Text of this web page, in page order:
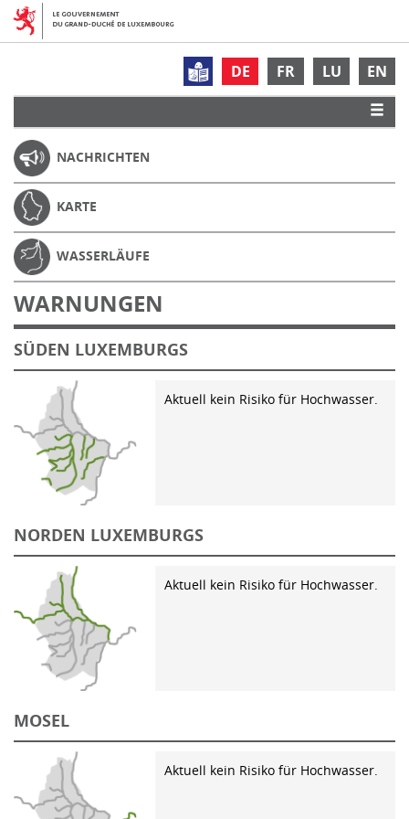
DE FR LU EN
NACHRICHTEN
KARTE
WASSERLÄUFE
WARNUNGEN
SÜDEN LUXEMBURGS
Aktuell kein Risiko für Hochwasser.
NORDEN LUXEMBURGS
Aktuell kein Risiko für Hochwasser.
MOSEL
Aktuell kein Risiko für Hochwasser.